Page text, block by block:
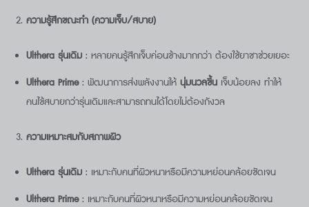
ความรู้สึกขณะทำ (ความเจ็บ/สบาย)
Ultheraรุ่นเดิม : หลายคนรู้สึกเจ็บค่อนข้างมากกว่า ต้องใช้ยาชาช่วยเยอะ
Ulthera Prime: พัฒนาการส่งพลังงานให้นุ่มนวลขึ้น เจ็บน้อยลง ทำให้
คนไข้สบายกว่ารุ่นเดิมและสามารถทนได้โดยไม่ต้องกังวล
ความเหมาะสมกับสภาพผิว
Ultheraรุ่นเดิม : เหมาะกับคนที่ผิวหนาหรือมีความหย่อนคล้อยชัดเจน
Ulthera Prime: เหมาะกับคนที่ผิวหนาหรือมีความหย่อนคล้อยชัดเจน